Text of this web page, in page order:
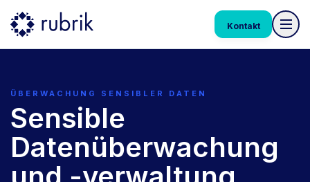
Kontakt
ÜBERWACHUNG SENSIBLER DATEN
Sensible
Datenüberwachung